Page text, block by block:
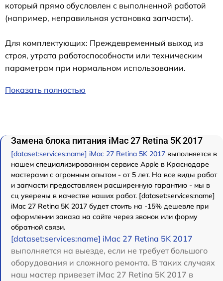
который прямо обусловлен с выполненной работой
(например, неправильная установка запчасти).
Для комплектующих: Преждевременный выход из
строя, утрата работоспособности или техническим
параметрам при нормальном использовании.
Показать полностью
Замена блока питания iMac 27 Retina 5K 2017
[dataset:services:name] iMac 27 Retina 5K 2017 выполняется в
нашем специализированном сервисе Apple в Краснодаре
мастерами с огромным опытом - от 5 лет. На все виды работ
и запчасти предоставляем расширенную гарантию - мы в
сц уверены в качестве наших работ. [dataset:services:name]
iMac 27 Retina 5K 2017 будет стоить на -15% дешевле при
оформлении заказа на сайте через звонок или форму
обратной связи.
[dataset:services:name] iMac 27 Retina 5K 2017
выполняется на выезде, если не требует большого
оборудования и сложного ремонта. В таких случаях
наш мастер привезет iMac 27 Retina 5K 2017 в